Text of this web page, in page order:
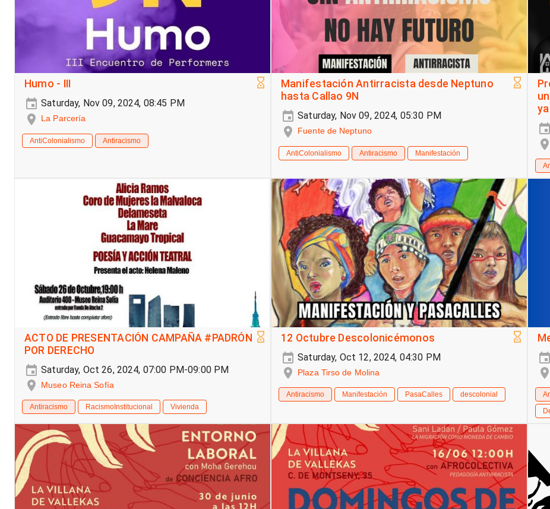
Humo - III
Saturday, Nov 09, 2024, 08:45 PM
La Parcería
AntiColonialismo Antiracismo
Manifestación Antirracista desde Neptuno
hasta Callao 9N
Saturday, Nov 09, 2024, 05:30 PM
Fuente de Neptuno
AntiColonialismo Antiracismo Manifestación
ya
ACTO DE PRESENTACIÓN CAMPAÑA #PADRÓN
POR DERECHO
Saturday, Oct 26, 2024, 07:00 PM-09:00 PM
Museo Reina Sofía
Antiracismo RacismoInstitucional Vivienda
12 Octubre Descolonicémonos
Saturday, Oct 12, 2024, 04:30 PM
Plaza Tirso de Molina
Antiracismo Manifestación PasaCalles descolonial